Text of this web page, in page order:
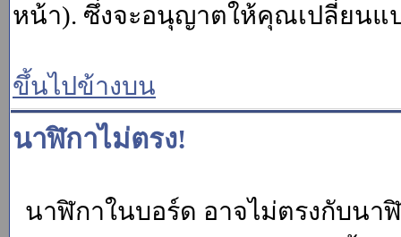
หน้า). ซึ่งจะอนุญาตให้คุณเปลี่ยนแ
ขึ้นไปข้างบน
นาฬิกาไม่ตรง!
นาฬิกาในบอร์ด อาจไม่ตรงกับน